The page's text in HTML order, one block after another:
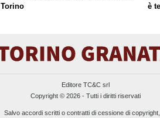
Torino
è
Editore TC&C srl
Copyright © 2026 - Tutti i diritti riservati
Salvo accordi scritti o contratti di cessione di